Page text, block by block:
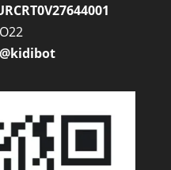
@kidibot